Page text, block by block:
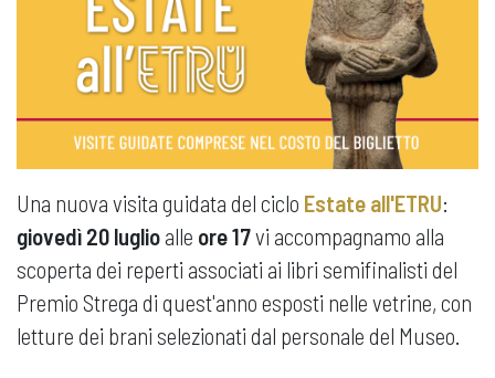
Una nuova visita guidata del ciclo Estate all'ETRU:
giovedì 20 luglio alle ore 17vi accompagnamo alla
scoperta dei reperti associati ai libri semifinalisti del
Premio Strega di quest'anno esposti nelle vetrine, con
letture dei brani selezionati dal personale del Museo.